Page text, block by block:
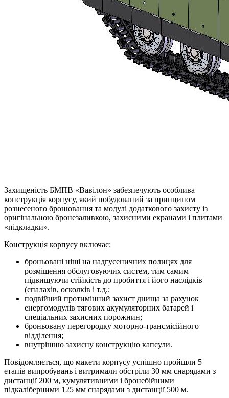
Захищеність БМПВ «Вавілон» забезпечують особлива
конструкція корпусу, який побудований за принципом
рознесеного бронювання та модулі додаткового захисту із
оригінальною бронезаливкою, захисними екранами і плитами
«підкладки».
Конструкція корпусу включає:
броньовані ніші на надгусеничних полицях для
розміщення обслуговуючих систем, тим самим
підвищуючи стійкість до пробиття і його наслідків
(спалахів, осколків і т.д.;
подвійний протимінний захист днища за рахунок
енергомодулів тягових акумуляторних батарей і
спеціальних захисних порожнин;
броньовану перегородку моторно-трансмісійного
відділення;
внутрішню захисну конструкцію капсули.
Повідомляється, що макети корпусу успішно пройшли 5
етапів випробувань і витримали обстріли 30 мм снарядами з
дистанції 200 м, кумулятивними і бронебійними
підкаліберними 125 мм снарядами з дистанції 500 м.